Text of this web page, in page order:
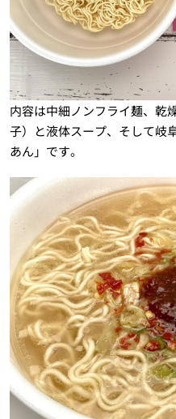
内容は中細ノンフライ麺、乾
子）と液体スープ、そして岐
あん」です。